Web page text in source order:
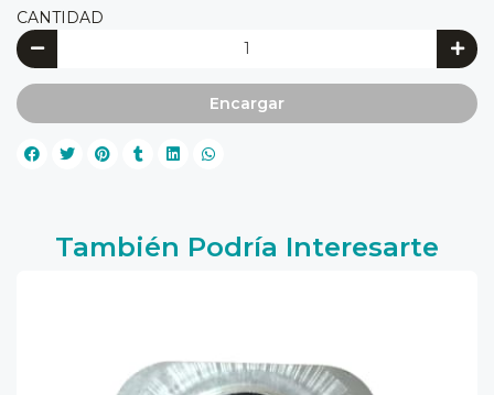
CANTIDAD
Encargar
También Podría Interesarte